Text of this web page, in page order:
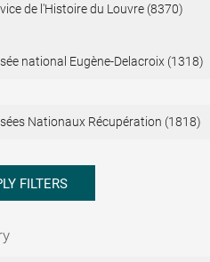
de l'Histoire du Louvre (8370)
national Eugène-Delacroix (1318)
Nationaux Récupération (1818)
FILTERS